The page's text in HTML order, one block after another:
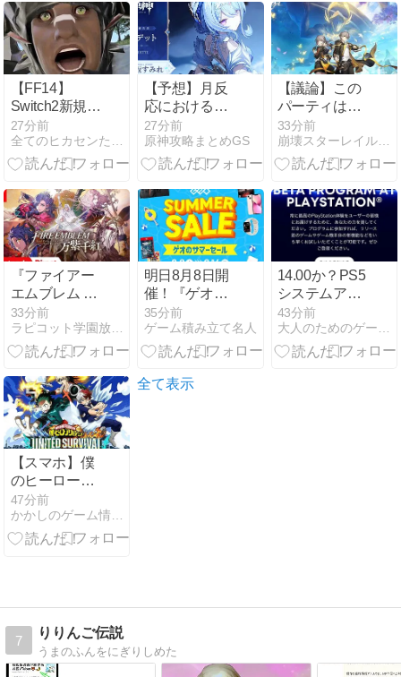
見えるんだ
な…
ラ育成 #75
【FF14】
Switch2新規
「ファッ！？
なんやこのゲ
ームゥ…お使
けw」←お使
いを愛してか
らが本当の光
の戦士なんだ
がw
27分前
【予想】月反
応におけるア
イノのポジシ
ョンがオデッ
トなんだろう
27分前
原神攻略まとめGS
【議論】この
パーティは凸
するのはちょ
っと
ね・・・・
33分前
崩壊スターレイル攻略まとめGS
『ファイアー
エムブレム 万
紫千紅』予約
特典・店舗特
典まとめ｜限
声優一覧
33分前
明日8月8日開
催！『ゲオの
サマーセール
2026」2点同
時購入で500
はswitch版
35分前
ゲーム積み立て名人
14.00か？PS5
システムアッ
プデートのベ
ータ版 リリー
ス開始
43分前
【スマホ】僕
のヒーローア
カデミア
UNITED
SURVIVAL／
47分前
全て表示
7
りりんご伝説
うまのふんをにぎりしめた